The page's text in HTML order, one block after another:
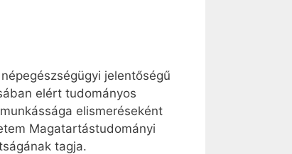
jelentőségű
elért tudományos
elismeréseként
Magatartástudományi
tagja.